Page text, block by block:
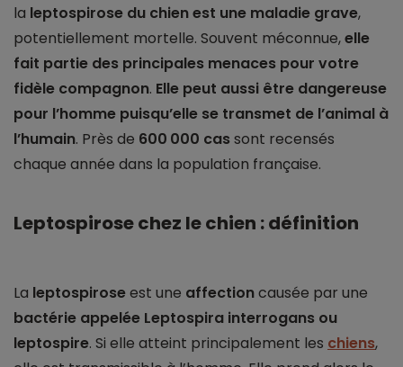
la leptospirose du chien est une maladie grave,
potentiellement mortelle. Souvent méconnue,elle
fait partie des principales menaces pour votre
fidèle compagnon. Elle peut aussi être dangereuse
pour l’homme puisqu’elle se transmet de l’animal à
l’humain. Près de 600 000 cassont recensés
chaque année dans la population française.
Leptospirose chez le chien : définition
La leptospiroseest une affectioncausée par une
bactérie appelée Leptospira interrogans ou
leptospire. Si elle atteint principalement les chiens,